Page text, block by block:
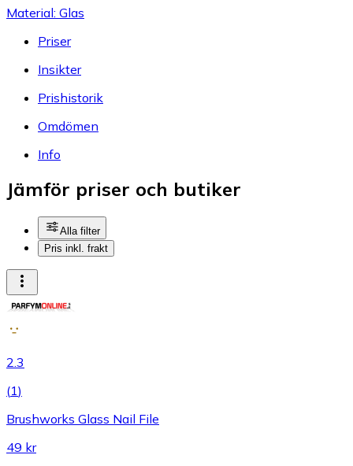
Material: Glas
Priser
Insikter
Prishistorik
Omdömen
Info
Jämför priser och butiker
Alla filter
Pris inkl. frakt
2.3
(1)
Brushworks Glass Nail File
49 kr